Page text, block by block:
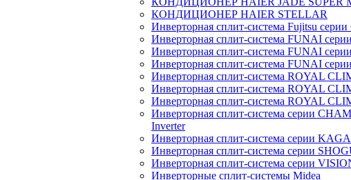
КОНДИЦИОНЕР HAIER STELLAR
Инверторная сплит-система Fujitsu серии
Инверторная сплит-система FUNAI
Инверторная сплит-система FUNAI
Инверторная сплит-система FUNAI
Инверторная сплит-система ROYAL
Инверторная сплит-система ROYAL
Инверторная сплит-система ROYAL
Инверторная сплит-система серии
Inverter
Инверторная сплит-система серии
Инверторная сплит-система серии
Инверторная сплит-система серии
Инверторные сплит-системы Midea